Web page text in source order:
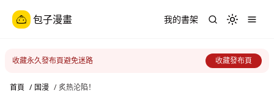
包子漫畫 我的書架 Toggle
收藏永久發布頁避免迷路 收藏發布頁
首頁 / 国漫 / 炙热沦陷！